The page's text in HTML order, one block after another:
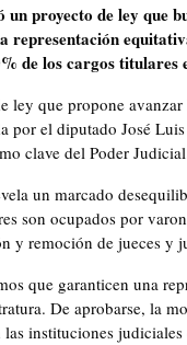
proyecto de ley que
de los cargos titulares
que propone
el diputado José
clave del Poder
un marcado
son ocupados por
y remoción de jueces y
que garanticen una
De aprobarse, la
instituciones